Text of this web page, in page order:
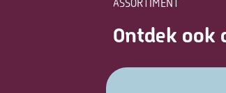
Ontdek ook